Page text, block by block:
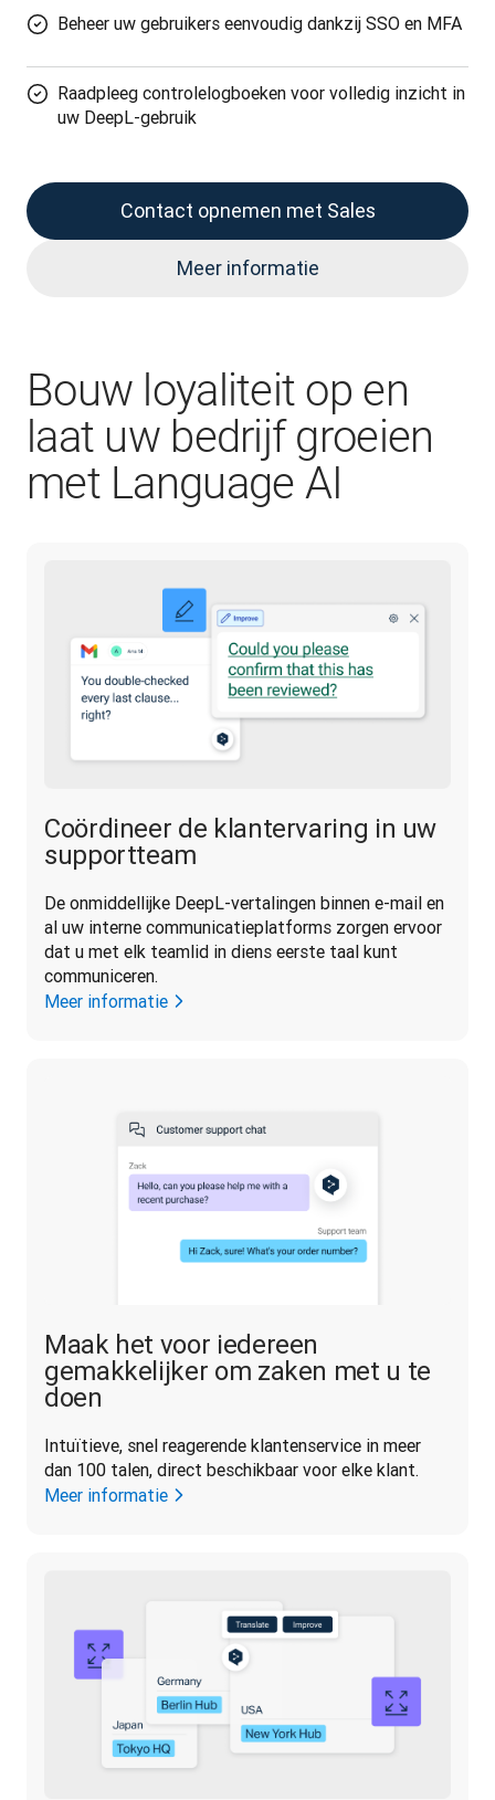
Beheer uw gebruikers eenvoudig dankzij SSO en MFA
Raadpleeg controlelogboeken voor volledig inzicht in
uw DeepL-gebruik
Contact opnemen met Sales
Meer informatie
Bouw loyaliteit op en
laat uw bedrijf groeien
met Language AI
Coördineer de klantervaring in uw
supportteam
De onmiddellijke DeepL-vertalingen binnen e-mail en
al uw interne communicatieplatforms zorgen ervoor
dat u met elk teamlid in diens eerste taal kunt
communiceren.
Meer informatie
Maak het voor iedereen
gemakkelijker om zaken met u te
doen
Intuïtieve, snel reagerende klantenservice in meer
dan 100 talen, direct beschikbaar voor elke klant.
Meer informatie